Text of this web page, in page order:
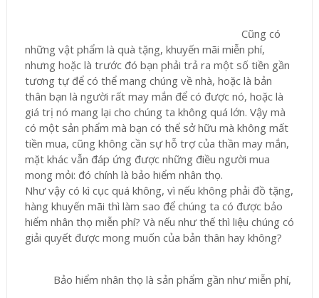
Cũng có
những vật phẩm là quà tặng, khuyến mãi miễn phí,
nhưng hoặc là trước đó bạn phải trả ra một số tiền gần
tương tự để có thể mang chúng về nhà, hoặc là bản
thân bạn là người rất may mắn để có được nó, hoặc là
giá trị nó mang lại cho chúng ta không quá lớn. Vậy mà
có một sản phẩm mà bạn có thể sở hữu mà không mất
tiền mua, cũng không cần sự hỗ trợ của thần may mắn,
mặt khác vẫn đáp ứng được những điều người mua
mong mỏi: đó chính là bảo hiểm nhân thọ.
Như vậy có kì cục quá không, vì nếu không phải đồ tặng,
hàng khuyến mãi thì làm sao để chúng ta có được bảo
hiểm nhân thọ miễn phí? Và nếu như thế thì liệu chúng có
giải quyết được mong muốn của bản thân hay không?
Bảo hiểm nhân thọ là sản phẩm gần như miễn phí,